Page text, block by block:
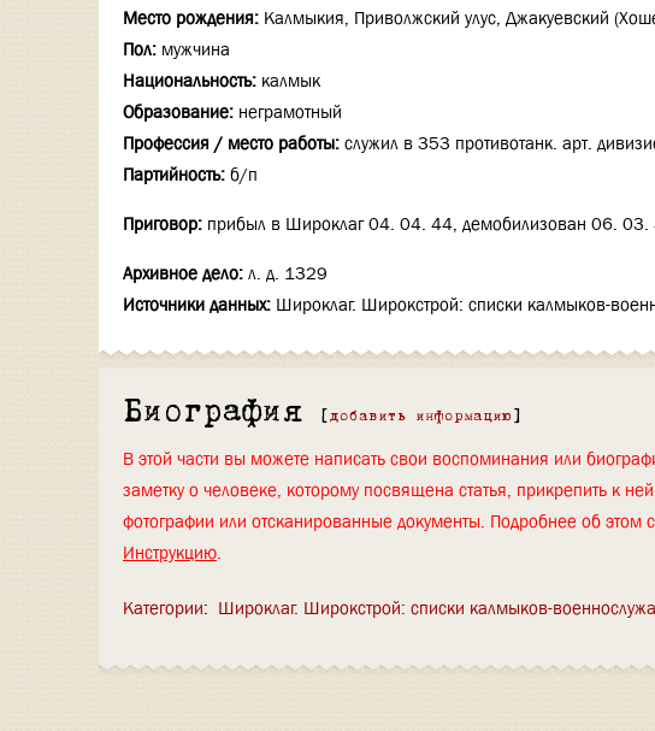
Место рождения: Калмыкия, Приволжский улус, Джакуевский
Пол: мужчина
Национальность: калмык
Образование: неграмотный
Профессия / место работы: служил в 353 противотанк. арт.
Партийность: б/п
Приговор: прибыл в Широклаг 04. 04. 44, демобилизован 06. 03.
Архивное дело: л. д. 1329
Источники данных: Широклаг. Широкстрой: списки калмыков-
Биография [ добавить информацию ]
В этой части вы можете написать свои воспоминания или
заметку о человеке, которому посвящена статья, прикрепить к ней
фотографии или отсканированные документы. Подробнее об этом
Инструкцию.
Категории: Широклаг. Широкстрой: списки калмыков-